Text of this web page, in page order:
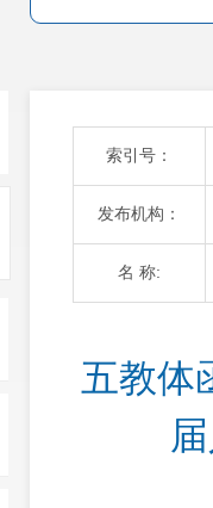
索引号：
发布机构：
名 称:
五教体